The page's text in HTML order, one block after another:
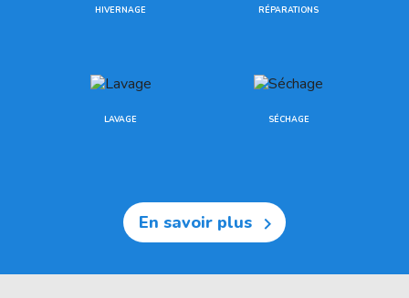
HIVERNAGE RÉPARATIONS
LAVAGE SÉCHAGE
En savoir plus 